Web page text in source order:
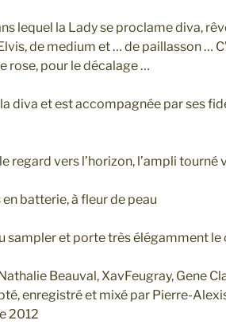
lequel la Lady se proclame diva,
de medium et … de paillasson …
rose, pour le décalage …
diva et est accompagnée par ses
regard vers l’horizon, l’ampli tourné
batterie, à fleur de peau
sampler et porte très élégamment
Beauval, XavFeugray, Gene
enregistré et mixé par Pierre-
2012